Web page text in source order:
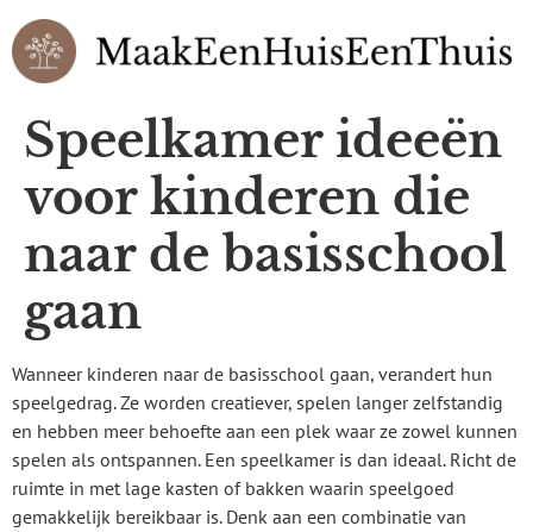
Speelkamer ideeën
voor kinderen die
naar de basisschool
gaan
Wanneer kinderen naar de basisschool gaan, verandert hun
speelgedrag. Ze worden creatiever, spelen langer zelfstandig
en hebben meer behoefte aan een plek waar ze zowel kunnen
spelen als ontspannen. Een speelkamer is dan ideaal. Richt de
ruimte in met lage kasten of bakken waarin speelgoed
gemakkelijk bereikbaar is. Denk aan een combinatie van